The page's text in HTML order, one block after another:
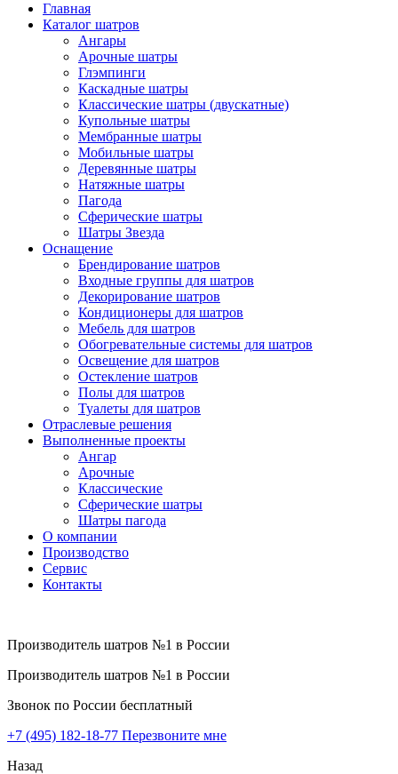
Главная
Каталог шатров
Ангары
Арочные шатры
Глэмпинги
Каскадные шатры
Классические шатры (двускатные)
Купольные шатры
Мембранные шатры
Мобильные шатры
Деревянные шатры
Натяжные шатры
Пагода
Сферические шатры
Шатры Звезда
Оснащение
Брендирование шатров
Входные группы для шатров
Декорирование шатров
Кондиционеры для шатров
Мебель для шатров
Обогревательные системы для шатров
Освещение для шатров
Остекление шатров
Полы для шатров
Туалеты для шатров
Отраслевые решения
Выполненные проекты
Ангар
Арочные
Классические
Сферические шатры
Шатры пагода
О компании
Производство
Сервис
Контакты
Производитель шатров №1 в России
Производитель шатров №1 в России
Звонок по России бесплатный
+7 (495) 182-18-77 Перезвоните мне
Назад